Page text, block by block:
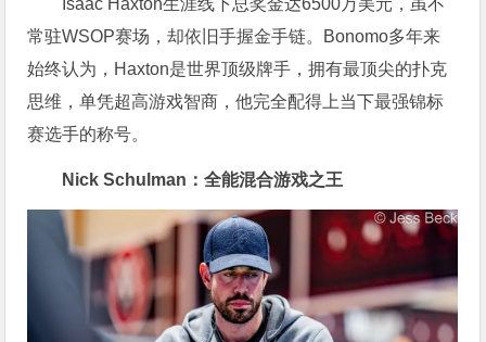
Isaac Haxton生涯线下总奖金达6500万美元，虽不
常驻WSOP赛场，却依旧手握金手链。Bonomo多年来
始终认为，Haxton是世界顶级牌手，拥有最顶尖的扑克
思维，单凭超高游戏智商，他完全配得上当下最强锦标
赛选手的称号。
Nick Schulman：全能混合游戏之王